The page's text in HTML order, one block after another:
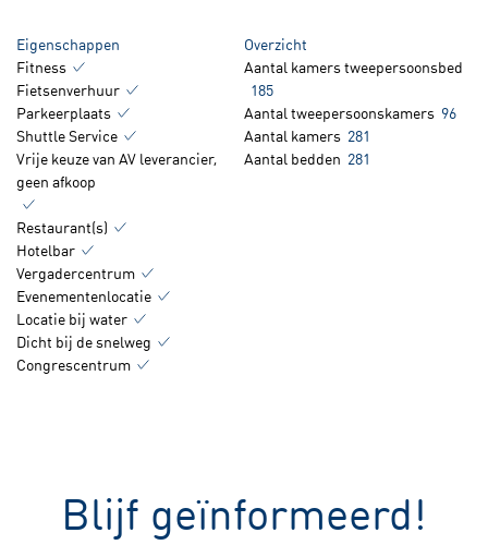
Eigenschappen
Fitness
Fietsenverhuur
Parkeerplaats
Shuttle Service
Vrije keuze van AV leverancier,
geen afkoop
Restaurant(s)
Hotelbar
Vergadercentrum
Evenementenlocatie
Locatie bij water
Dicht bij de snelweg
Congrescentrum
Overzicht
Aantal kamers tweepersoonsbed
185
Aantal tweepersoonskamers 96
Aantal kamers 281
Aantal bedden 281
Blijf geïnformeerd!